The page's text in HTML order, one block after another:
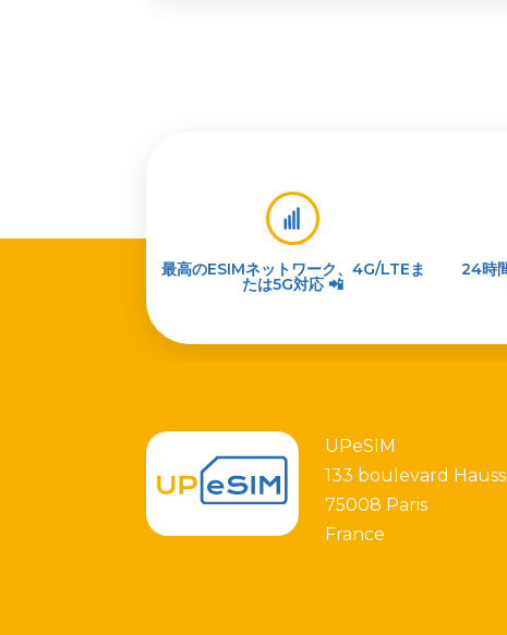
最高のESIMネットワーク、4G/LTEま
たは5G対応 📲
24時
UPeSIM
133 boulevard
75008 Paris
France